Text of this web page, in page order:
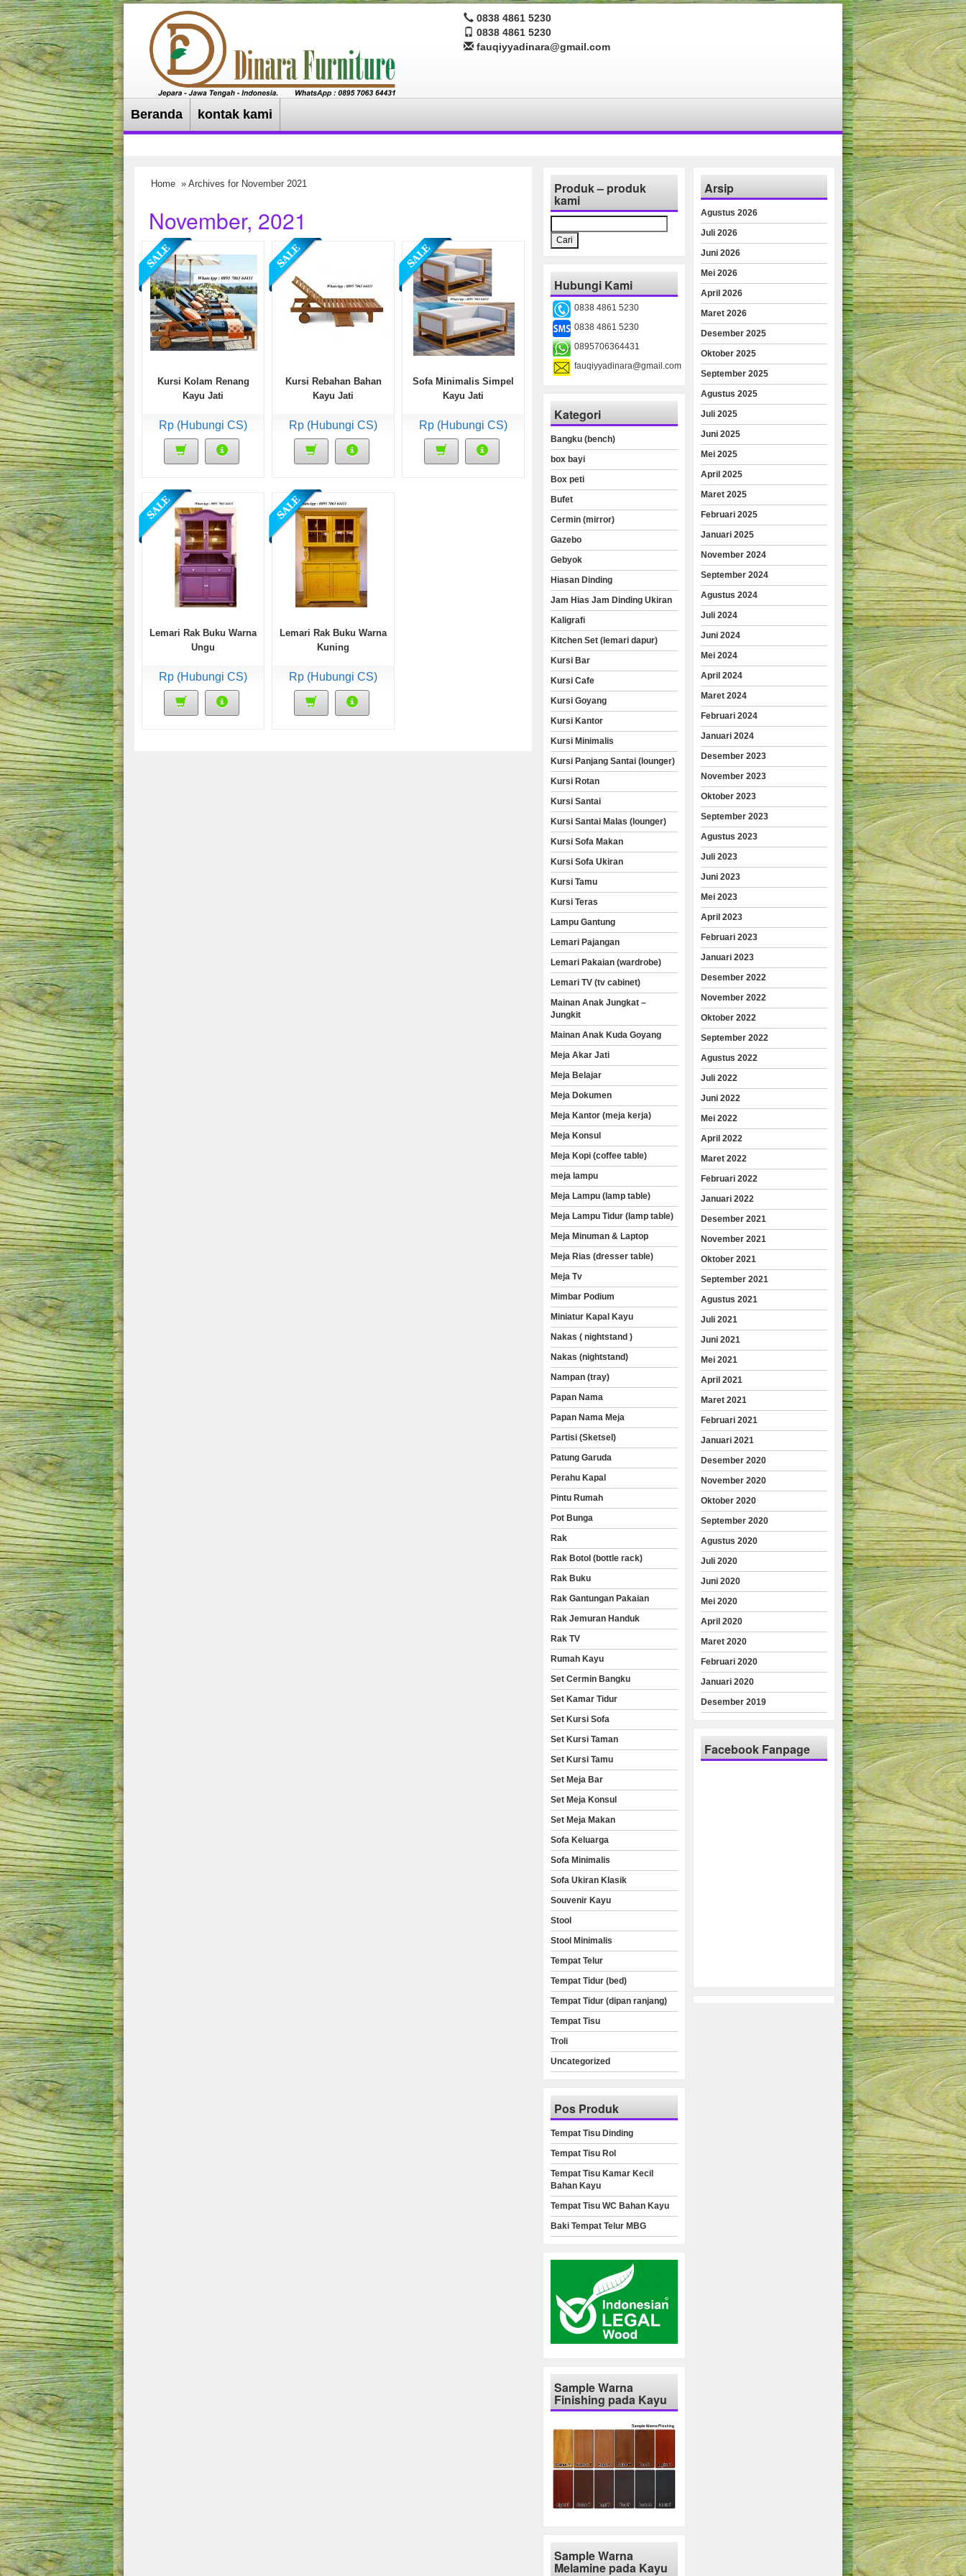
0838 4861 5230
0838 4861 5230
fauqiyyadinara@gmail.com
Beranda kontak kami
Home » Archives for November 2021
November, 2021
Kursi Kolam Renang
Kayu Jati
Rp (Hubungi CS)
Kursi Rebahan Bahan
Kayu Jati
Rp (Hubungi CS)
Sofa Minimalis Simpel
Kayu Jati
Rp (Hubungi CS)
Lemari Rak Buku Warna
Ungu
Rp (Hubungi CS)
Lemari Rak Buku Warna
Kuning
Rp (Hubungi CS)
Produk – produk
kami
untuk:
Hubungi Kami
0838 4861 5230
0838 4861 5230
0895706364431
fauqiyyadinara@gmail.com
Kategori
Bangku (bench)
box bayi
Box peti
Bufet
Cermin (mirror)
Gazebo
Gebyok
Hiasan Dinding
Jam Hias Jam Dinding Ukiran
Kaligrafi
Kitchen Set (lemari dapur)
Kursi Bar
Kursi Cafe
Kursi Goyang
Kursi Kantor
Kursi Minimalis
Kursi Panjang Santai (lounger)
Kursi Rotan
Kursi Santai
Kursi Santai Malas (lounger)
Kursi Sofa Makan
Kursi Sofa Ukiran
Kursi Tamu
Kursi Teras
Lampu Gantung
Lemari Pajangan
Lemari Pakaian (wardrobe)
Lemari TV (tv cabinet)
Mainan Anak Jungkat –
Jungkit
Mainan Anak Kuda Goyang
Meja Akar Jati
Meja Belajar
Meja Dokumen
Meja Kantor (meja kerja)
Meja Konsul
Meja Kopi (coffee table)
meja lampu
Meja Lampu (lamp table)
Meja Lampu Tidur (lamp table)
Meja Minuman & Laptop
Meja Rias (dresser table)
Meja Tv
Mimbar Podium
Miniatur Kapal Kayu
Nakas ( nightstand )
Nakas (nightstand)
Nampan (tray)
Papan Nama
Papan Nama Meja
Partisi (Sketsel)
Patung Garuda
Perahu Kapal
Pintu Rumah
Pot Bunga
Rak
Rak Botol (bottle rack)
Rak Buku
Rak Gantungan Pakaian
Rak Jemuran Handuk
Rak TV
Rumah Kayu
Set Cermin Bangku
Set Kamar Tidur
Set Kursi Sofa
Set Kursi Taman
Set Kursi Tamu
Set Meja Bar
Set Meja Konsul
Set Meja Makan
Sofa Keluarga
Sofa Minimalis
Sofa Ukiran Klasik
Souvenir Kayu
Stool
Stool Minimalis
Tempat Telur
Tempat Tidur (bed)
Tempat Tidur (dipan ranjang)
Tempat Tisu
Troli
Uncategorized
Pos Produk
Tempat Tisu Dinding
Tempat Tisu Rol
Tempat Tisu Kamar Kecil
Bahan Kayu
Tempat Tisu WC Bahan Kayu
Baki Tempat Telur MBG
Sample Warna
Finishing pada Kayu
Sample Warna
Melamine pada Kayu
Arsip
Agustus 2026
Juli 2026
Juni 2026
Mei 2026
April 2026
Maret 2026
Desember 2025
Oktober 2025
September 2025
Agustus 2025
Juli 2025
Juni 2025
Mei 2025
April 2025
Maret 2025
Februari 2025
Januari 2025
November 2024
September 2024
Agustus 2024
Juli 2024
Juni 2024
Mei 2024
April 2024
Maret 2024
Februari 2024
Januari 2024
Desember 2023
November 2023
Oktober 2023
September 2023
Agustus 2023
Juli 2023
Juni 2023
Mei 2023
April 2023
Februari 2023
Januari 2023
Desember 2022
November 2022
Oktober 2022
September 2022
Agustus 2022
Juli 2022
Juni 2022
Mei 2022
April 2022
Maret 2022
Februari 2022
Januari 2022
Desember 2021
November 2021
Oktober 2021
September 2021
Agustus 2021
Juli 2021
Juni 2021
Mei 2021
April 2021
Maret 2021
Februari 2021
Januari 2021
Desember 2020
November 2020
Oktober 2020
September 2020
Agustus 2020
Juli 2020
Juni 2020
Mei 2020
April 2020
Maret 2020
Februari 2020
Januari 2020
Desember 2019
Facebook Fanpage